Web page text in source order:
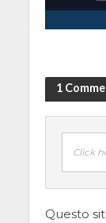
1
Click
Questo